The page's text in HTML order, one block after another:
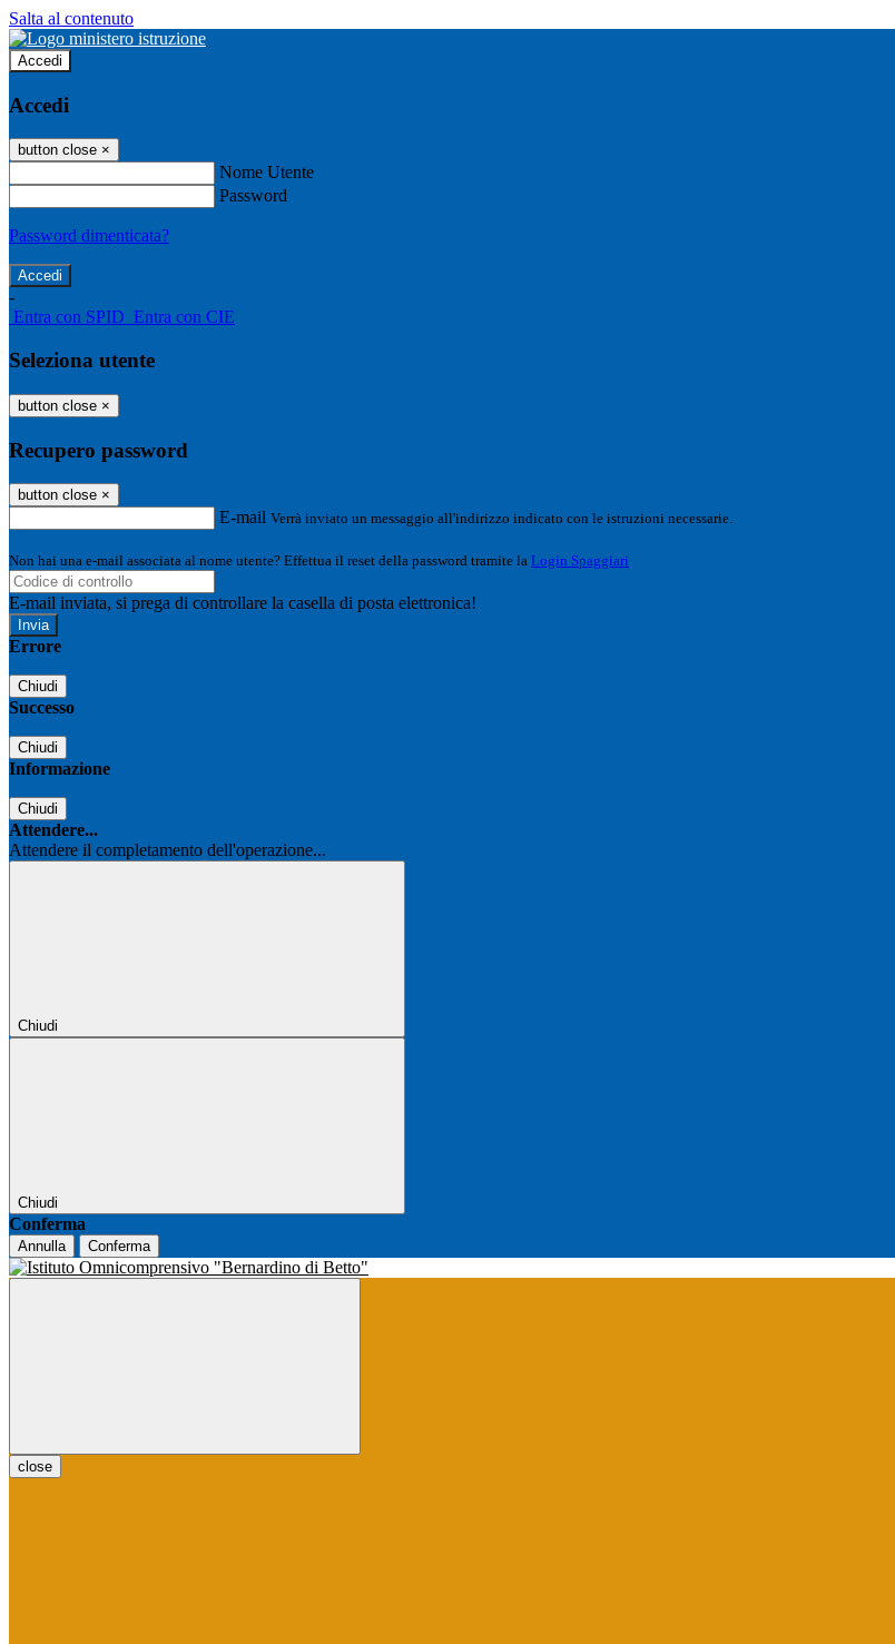
Salta al contenuto
Accedi
Accedi
button close ×
Nome Utente
Password
Password dimenticata?
-
Entra con SPID Entra con CIE
Seleziona utente
button close ×
Recupero password
button close ×
E-mail Verrà inviato un messaggio all'indirizzo indicato con le istruzioni necessarie.
Non hai una e-mail associata al nome utente? Effettua il reset della password tramite la Login Spaggiari
E-mail inviata, si prega di controllare la casella di posta elettronica!
Errore
Chiudi
Successo
Chiudi
Informazione
Chiudi
Attendere...
Attendere il completamento dell'operazione...
Chiudi
Chiudi
Conferma
Annulla Conferma
close